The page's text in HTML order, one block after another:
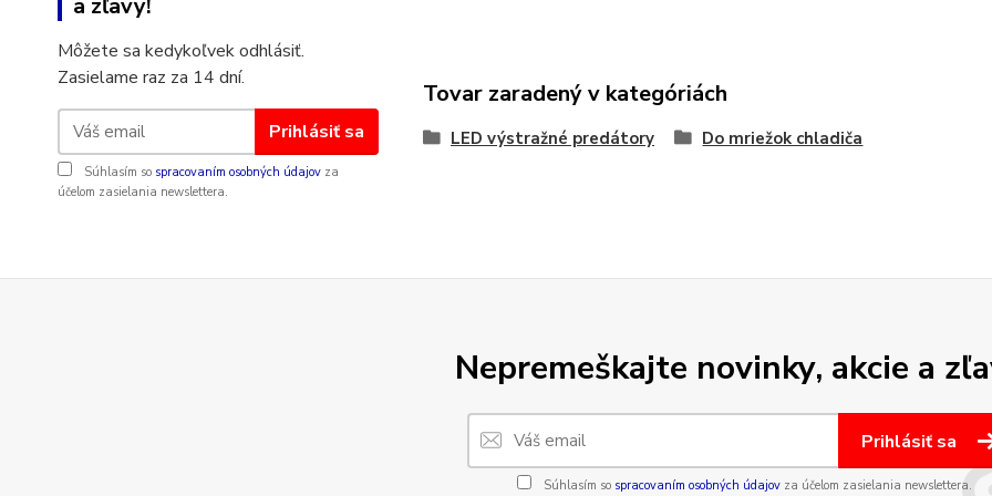
a zľavy!
Môžete sa kedykoľvek odhlásiť.
Zasielame raz za 14 dní.
Prihlásiť sa
Súhlasím so spracovaním osobných údajov za
účelom zasielania newslettera.
Tovar zaradený v kategóriách
LED výstražné predátory Do mriežok chladiča
Nepremeškajte novinky, akcie a
Prihlásiť sa
Súhlasím so spracovaním osobných údajovza účelom zasielania newslettera.